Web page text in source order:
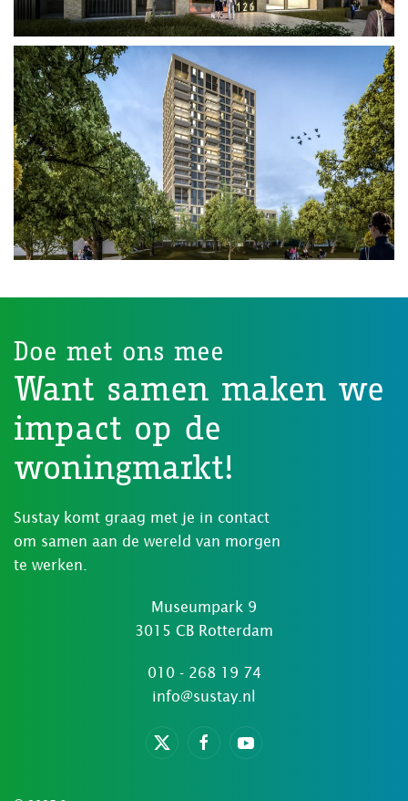
Doe met ons mee
Want samen maken we
impact op de
woningmarkt!
Sustay komt graag met je in contact
om samen aan de wereld van morgen
te werken.
Museumpark 9
3015 CB Rotterdam
010 - 268 19 74
info@sustay.nl